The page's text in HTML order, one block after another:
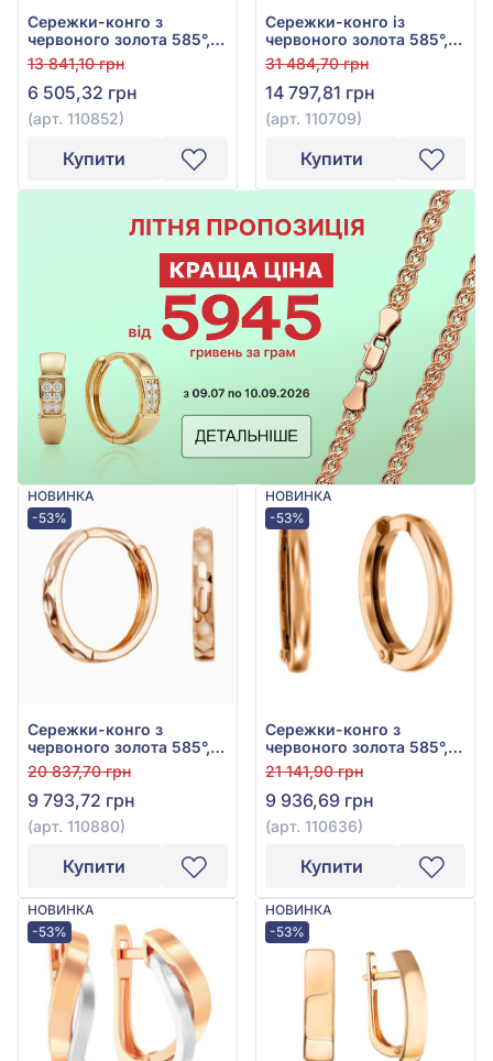
Сережки-конго з
червоного золота 585°,
арт. 110852
13 841,10 грн
6 505,32 грн
(арт. 110852)
Купити
Сережки-конго із
червоного золота 585°,
арт. 110709
31 484,70 грн
14 797,81 грн
(арт. 110709)
Купити
НОВИНКА
-53%
Сережки-конго з
червоного золота 585°,
арт. 110880
20 837,70 грн
9 793,72 грн
(арт. 110880)
Купити
НОВИНКА
-53%
Сережки-конго з
червоного золота 585°,
арт. 110636
21 141,90 грн
9 936,69 грн
(арт. 110636)
Купити
НОВИНКА
-53%
НОВИНКА
-53%